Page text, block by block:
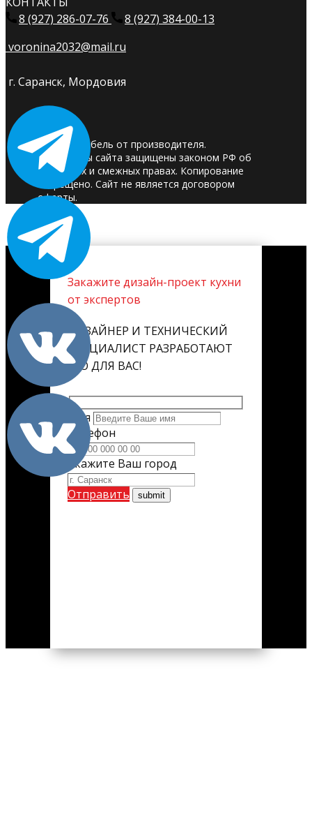
8 (927) 286-07-76
8 (927) 384-00-13
voronina2032@mail.ru
г. Саранск, Мордовия
© 2025. Мебель от производителя.
Материалы сайта защищены законом РФ об
авторских и смежных правах. Копирование
запрещено. Сайт не является договором
оферты.
Закажите дизайн-проект кухни
от экспертов
ДИЗАЙНЕР И ТЕХНИЧЕСКИЙ
СПЕЦИАЛИСТ РАЗРАБОТАЮТ
ЕГО ДЛЯ ВАС!
Имя
Телефон
Укажите Ваш город
Отправить